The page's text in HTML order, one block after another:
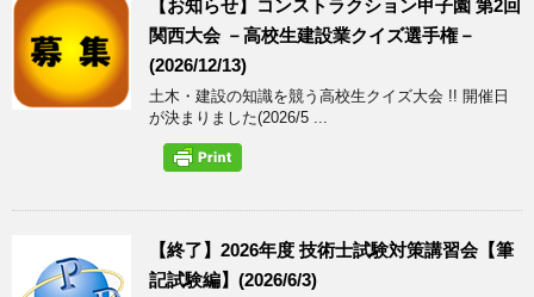
【お知らせ】コンストラクション甲子園 第2回
関西大会 －高校生建設業クイズ選手権－
(2026/12/13)
土木・建設の知識を競う高校生クイズ大会 !! 開催日
が決まりました(2026/5 ...
【終了】2026年度 技術士試験対策講習会【筆
記試験編】(2026/6/3)